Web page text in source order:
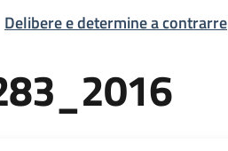
Delibere e determine a contrarre